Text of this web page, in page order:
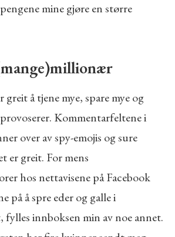
mine gjøre en større
å tjene mye, spare mye og
Kommentarfeltene i
over av spy-emojis og sure
er greit. For mens
hos nettavisene på Facebook
på å spre eder og galle i
innboksen min av noe annet.